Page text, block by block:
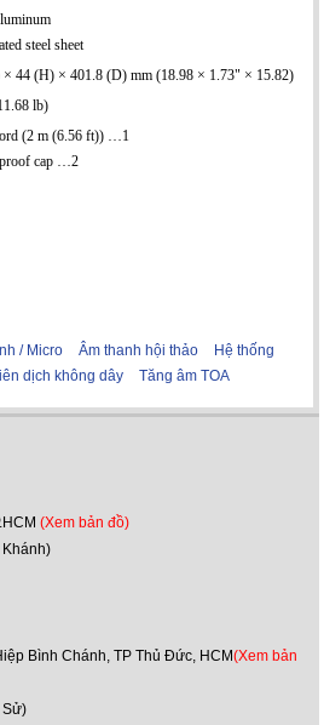
steel sheet
× 44 (H) × 401.8 (D) mm (18.98 × 1.73" × 15.82)
lb)
(2 m (6.56 ft)) …1
cap …2
/ Micro Âm thanh hội thảo
Hệ thống
dịch không dây Tăng âm TOA
(Xem bản đồ)
Bình Chánh, TP Thủ Đức, HCM(Xem bản
Sử)